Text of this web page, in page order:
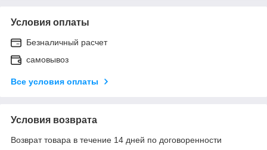
Условия оплаты
Безналичный расчет
самовывоз
Все условия оплаты
Условия возврата
Возврат товара в течение 14 дней по договоренности